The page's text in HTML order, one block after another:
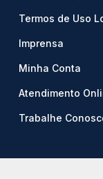
Termos de Uso
Imprensa
Minha Conta
Atendimento
Trabalhe